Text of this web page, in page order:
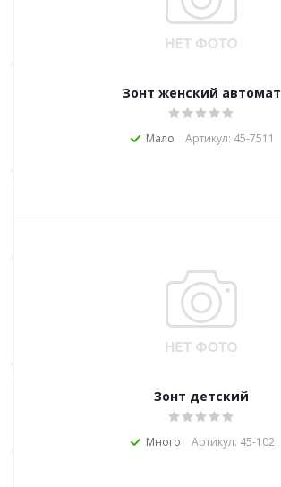
Зонт женский автомат
Мало Артикул: 45-7511
Зонт детский
Много Артикул: 45-102